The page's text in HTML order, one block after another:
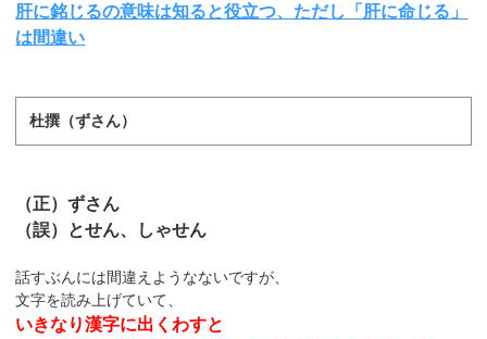
肝に銘じるの意味は知ると役立つ、ただし「肝に命じる」
は間違い
杜撰（ずさん）
（正）ずさん
（誤）とせん、しゃせん
話すぶんには間違えようなないですが、
文字を読み上げていて、
いきなり漢字に出くわすと